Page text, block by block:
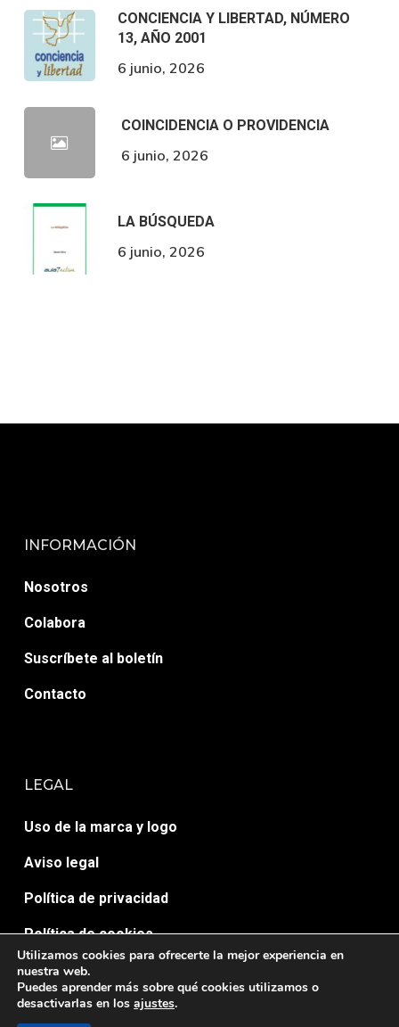
CONCIENCIA Y LIBERTAD, NÚMERO
13, AÑO 2001
6 junio, 2026
COINCIDENCIA O PROVIDENCIA
6 junio, 2026
LA BÚSQUEDA
6 junio, 2026
INFORMACIÓN
Nosotros
Colabora
Suscríbete al boletín
Contacto
LEGAL
Uso de la marca y logo
Aviso legal
Política de privacidad
Política de cookies
Utilizamos cookies para ofrecerte la mejor experiencia en
nuestra web.
Puedes aprender más sobre qué cookies utilizamos o
desactivarlas en los ajustes.